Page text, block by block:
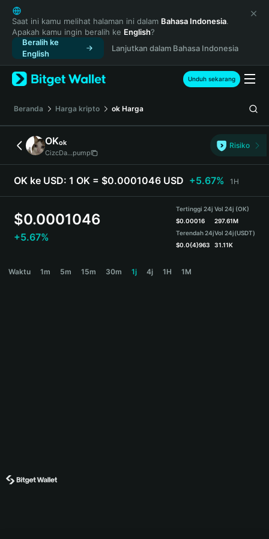
English
日本語
Tiếng Việt
Русский
Español (Latinoamérica)
Türkçe
Français
Deutsch
简体中文
繁體中文
Português (Portugal)
Bahasa Indonesia
ภาษาไทย
Español
Español (Argentina)
Saat ini kamu melihat halaman ini dalam Bahasa Indonesia.
Apakah kamu ingin beralih ke English?
Beralih ke
English
Lanjutkan dalam Bahasa Indonesia
Unduh sekarang
Beranda Harga kripto ok Harga
OKok
CizcDa...pump
Risiko
OK ke USD: 1 OK = $0.0001046 USD +5.67% 1H
$0.0001046
+5.67%
Tertinggi 24j
$0.00016
Terendah 24j
$0.0{4}963
Vol 24j (OK)
297.61M
Vol 24j(USDT)
31.11K
Waktu 1m 5m 15m 30m 1j 4j 1H 1M